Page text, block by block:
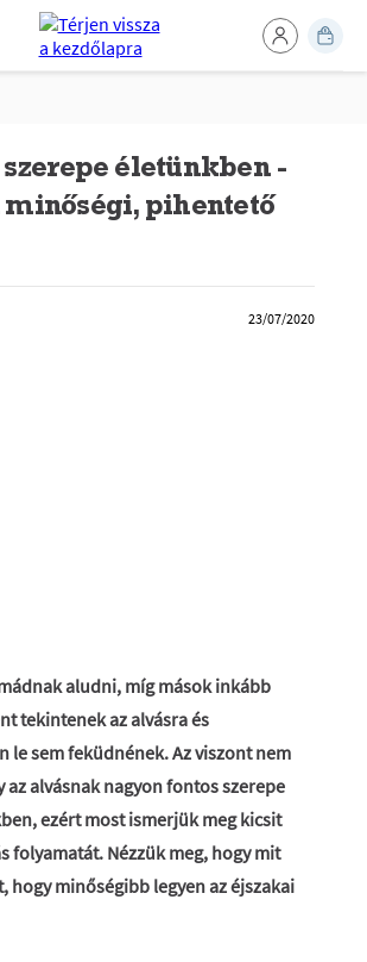
életünkben -
pihentető
23/07/2020
aludni, míg mások inkább
tekintenek az alvásra és
le sem feküdnének. Az viszont nem
az alvásnak nagyon fontos szerepe
ezért most ismerjük meg kicsit
folyamatát. Nézzük meg, hogy mit
hogy minőségibb legyen az éjszakai